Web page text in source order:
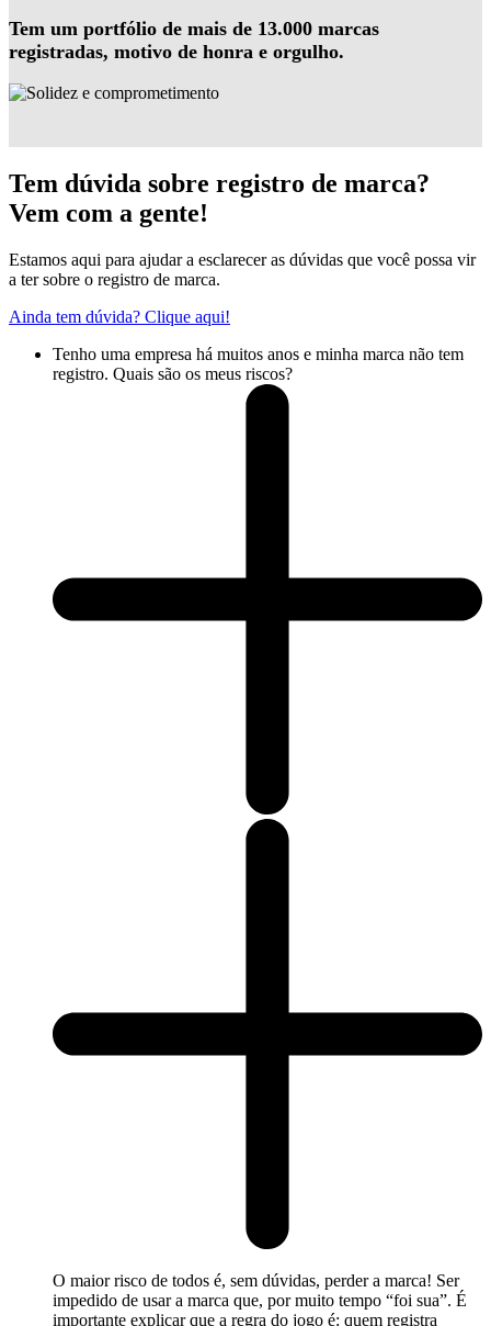
Tem um portfólio de mais de 13.000 marcas
registradas, motivo de honra e orgulho.
Tem dúvida sobre registro de marca?
Vem com a gente!
Estamos aqui para ajudar a esclarecer as dúvidas que você possa vir
a ter sobre o registro de marca.
Ainda tem dúvida? Clique aqui!
Tenho uma empresa há muitos anos e minha marca não tem
registro. Quais são os meus riscos?
O maior risco de todos é, sem dúvidas, perder a marca! Ser
impedido de usar a marca que, por muito tempo “foi sua”. É
importante explicar que a regra do jogo é: quem registra